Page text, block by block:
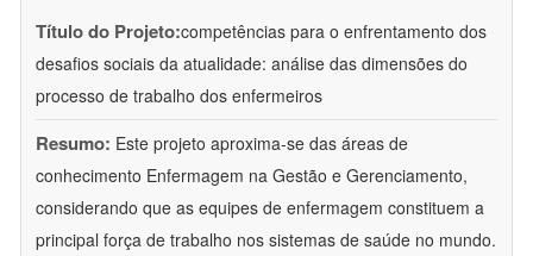
Título do Projeto:competências para o enfrentamento dos
desafios sociais da atualidade: análise das dimensões do
processo de trabalho dos enfermeiros
Resumo: Este projeto aproxima-se das áreas de
conhecimento Enfermagem na Gestão e Gerenciamento,
considerando que as equipes de enfermagem constituem a
principal força de trabalho nos sistemas de saúde no mundo.